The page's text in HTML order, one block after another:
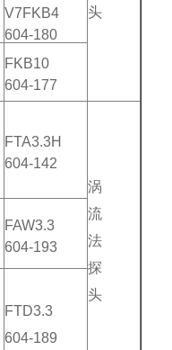
头
V7FKB4
604-180
FKB10
604-177
FTA3.3H
604-142
涡
流
法
探
头
FAW3.3
604-193
FTD3.3
604-189